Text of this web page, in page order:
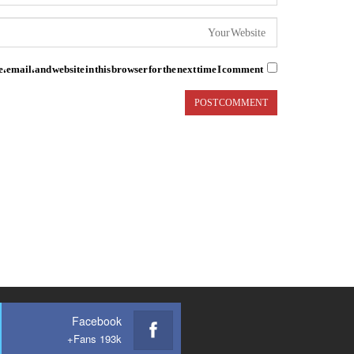
email, and website in this browser for the next time I comment.
Facebook
Fans 193k+